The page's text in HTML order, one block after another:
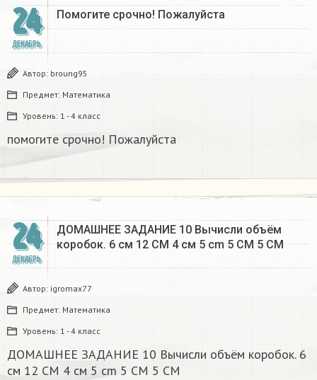
24
ДЕКАБРЬ
Помогите срочно! Пожалуйста
Автор: broung95
Предмет: Математика
Уровень: 1 - 4 класс
помогите срочно! Пожалуйста
24
ДЕКАБРЬ
ДОМАШНЕЕ ЗАДАНИЕ 10 Вычисли объём
коробок. 6 см 12 CM 4 см 5 cm 5 CM 5 CM​
Автор: igromax77
Предмет: Математика
Уровень: 1 - 4 класс
ДОМАШНЕЕ ЗАДАНИЕ 10 Вычисли объём коробок. 6
см 12 CM 4 см 5 cm 5 CM 5 CM​